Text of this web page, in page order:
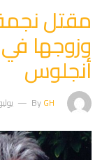
مقتل
وزوجها
أنجلوس
ByGH يوليو 17,